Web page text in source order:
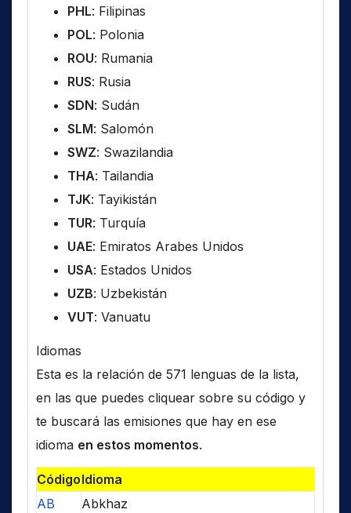
PHL: Filipinas
POL: Polonia
ROU: Rumania
RUS: Rusia
SDN: Sudán
SLM: Salomón
SWZ: Swazilandia
THA: Tailandia
TJK: Tayikistán
TUR: Turquía
UAE: Emiratos Arabes Unidos
USA: Estados Unidos
UZB: Uzbekistán
VUT: Vanuatu
Idiomas
Esta es la relación de 571 lenguas de la lista,
en las que puedes cliquear sobre su código y
te buscará las emisiones que hay en ese
idioma en estos momentos.
CódigoIdioma
AB
Abkhaz